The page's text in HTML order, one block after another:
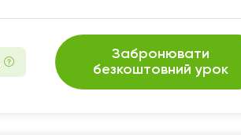
Забронювати
безкоштовний урок